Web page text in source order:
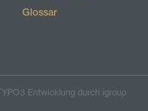
Glossar
Entwicklung durch igroup